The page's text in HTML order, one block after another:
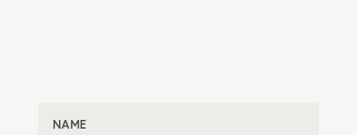
NAME